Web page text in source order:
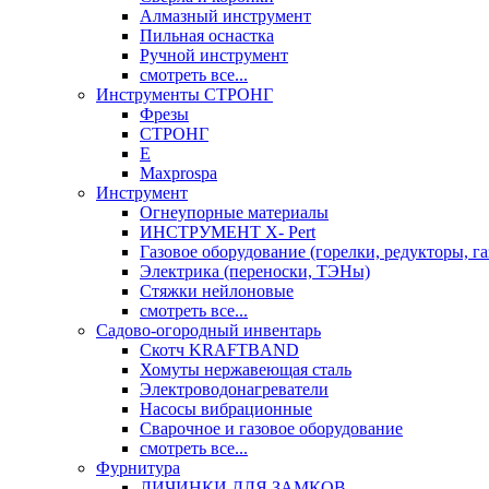
Алмазный инструмент
Пильная оснастка
Ручной инструмент
смотреть все...
Инструменты СТРОНГ
Фрезы
СТРОНГ
Е
Maxprospa
Инструмент
Огнеупорные материалы
ИНСТРУМЕНТ X- Pert
Газовое оборудование (горелки, редукторы,
Электрика (переноски, ТЭНы)
Стяжки нейлоновые
смотреть все...
Садово-огородный инвентарь
Скотч KRAFTBAND
Хомуты нержавеющая сталь
Электроводонагреватели
Насосы вибрационные
Сварочное и газовое оборудование
смотреть все...
Фурнитура